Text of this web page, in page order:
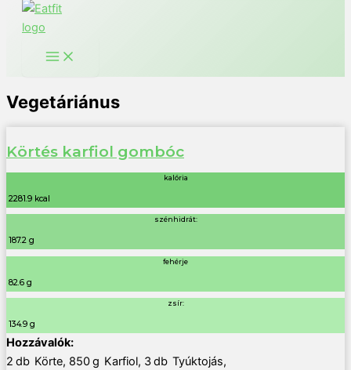
Vegetáriánus
Körtés karfiol gombóc
kalória
2281.9 kcal
szénhidrát:
187.2 g
fehérje
82.6 g
zsír:
134.9 g
2 db Körte, 850g Karfiol, 3db Tyúktojás,